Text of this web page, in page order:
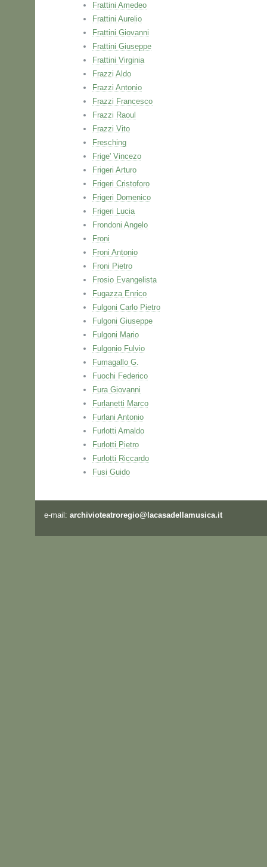
Frattini Amedeo
Frattini Aurelio
Frattini Giovanni
Frattini Giuseppe
Frattini Virginia
Frazzi Aldo
Frazzi Antonio
Frazzi Francesco
Frazzi Raoul
Frazzi Vito
Fresching
Frige' Vincezo
Frigeri Arturo
Frigeri Cristoforo
Frigeri Domenico
Frigeri Lucia
Frondoni Angelo
Froni
Froni Antonio
Froni Pietro
Frosio Evangelista
Fugazza Enrico
Fulgoni Carlo Pietro
Fulgoni Giuseppe
Fulgoni Mario
Fulgonio Fulvio
Fumagallo G.
Fuochi Federico
Fura Giovanni
Furlanetti Marco
Furlani Antonio
Furlotti Arnaldo
Furlotti Pietro
Furlotti Riccardo
Fusi Guido
e-mail: archivioteatroregio@lacasadellamusica.it